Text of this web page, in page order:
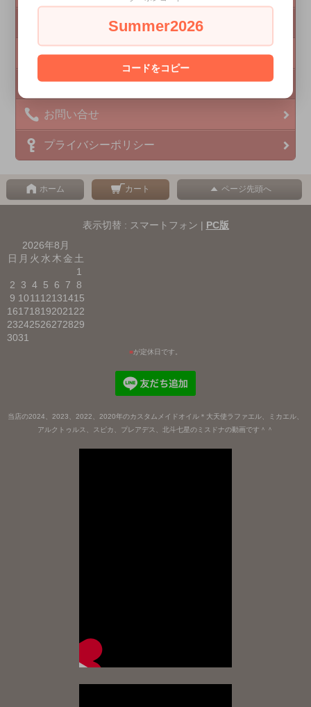
支払い方法 / 配送方法 / 会社概要
店長について
ショップブログ
お問い合せ
プライバシーポリシー
ホーム カート ページ先頭へ
表示切替 : スマートフォン | PC版
2026年8月
日 月 火 水 木金 土
1
2
3 4 5 6 7 8
9 1011 12131415
161718192021 22
23242526272829
3031
■が定休日です。
当店の2024、2023、2022、2020年のカスタムメイドオイル＊大天使ラファエル、ミカエル、
アルクトゥルス、スピカ、プレアデス、北斗七星のミスドナの動画です＾＾
Summer2026
コードをコピー